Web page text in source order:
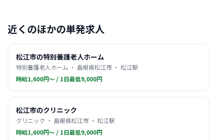
近くのほかの単発求人
松江市の特別養護老人ホーム
特別養護老人ホーム ・ 島根県松江市 ・ 松江駅
時給1,600円〜 / 1日最低9,000円
松江市のクリニック
クリニック ・ 島根県松江市 ・ 松江駅
時給1,600円〜 / 1日最低9,000円